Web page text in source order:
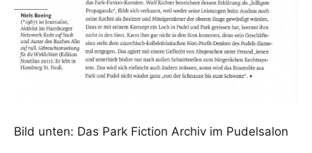
Bild unten: Das Park Fiction Archiv im Pudelsalon